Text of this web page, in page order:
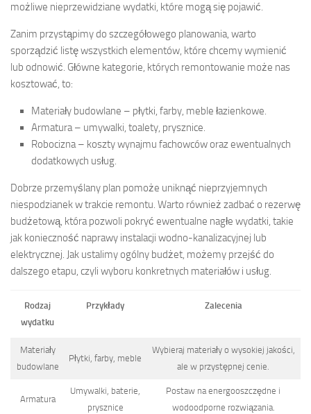
możliwe nieprzewidziane wydatki, które mogą się pojawić.
Zanim przystąpimy do szczegółowego planowania, warto
sporządzić listę wszystkich elementów, które chcemy wymienić
lub odnowić. Główne kategorie, których remontowanie może nas
kosztować, to:
Materiały budowlane – płytki, farby, meble łazienkowe.
Armatura – umywalki, toalety, prysznice.
Robocizna – koszty wynajmu fachowców oraz ewentualnych
dodatkowych usług.
Dobrze przemyślany plan pomoże uniknąć nieprzyjemnych
niespodzianek w trakcie remontu. Warto również zadbać o rezerwę
budżetową, która pozwoli pokryć ewentualne nagłe wydatki, takie
jak konieczność naprawy instalacji wodno-kanalizacyjnej lub
elektrycznej. Jak ustalimy ogólny budżet, możemy przejść do
dalszego etapu, czyli wyboru konkretnych materiałów i usług.
Rodzaj
wydatku
Przykłady Zalecenia
Materiały
budowlane
Płytki, farby, meble
Wybieraj materiały o wysokiej jakości,
ale w przystępnej cenie.
Armatura
Umywalki, baterie,
prysznice
Postaw na energooszczędne i
wodoodporne rozwiązania.